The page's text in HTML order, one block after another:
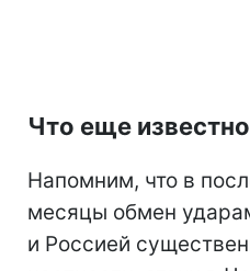
Что еще известно
Напомним, что в
месяцы обмен
и Россией